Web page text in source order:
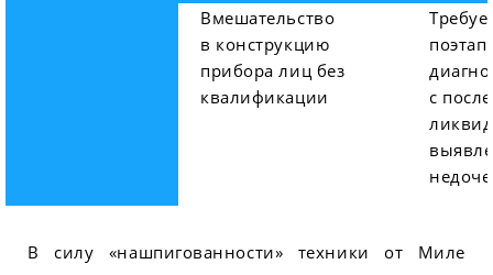
Вмешательство
в конструкцию
прибора лиц без
квалификации
с
В силу «нашпигованности» техники от Миле